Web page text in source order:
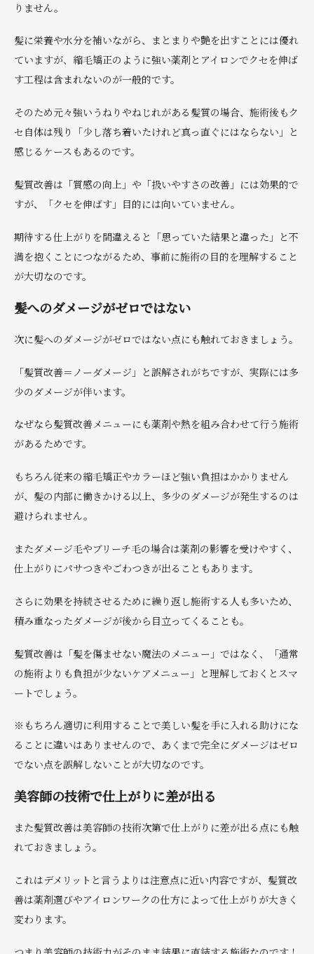
りません。
髪に栄養や水分を補いながら、まとまりや艶を出すことには優れ
ていますが、縮毛矯正のように強い薬剤とアイロンでクセを伸ば
す工程は含まれないのが一般的です。
そのため元々強いうねりやねじれがある髪質の場合、施術後もク
セ自体は残り「少し落ち着いたけれど真っ直ぐにはならない」と
感じるケースもあるのです。
髪質改善は「質感の向上」や「扱いやすさの改善」には効果的で
すが、「クセを伸ばす」目的には向いていません。
期待する仕上がりを間違えると「思っていた結果と違った」と不
満を抱くことにつながるため、事前に施術の目的を理解すること
が大切なのです。
髪へのダメージがゼロではない
次に髪へのダメージがゼロではない点にも触れておきましょう。
「髪質改善＝ノーダメージ」と誤解されがちですが、実際には多
少のダメージが伴います。
なぜなら髪質改善メニューにも薬剤や熱を組み合わせて行う施術
があるためです。
もちろん従来の縮毛矯正やカラーほど強い負担はかかりません
が、髪の内部に働きかける以上、多少のダメージが発生するのは
避けられません。
またダメージ毛やブリーチ毛の場合は薬剤の影響を受けやすく、
仕上がりにパサつきやごわつきが出ることもあります。
さらに効果を持続させるために繰り返し施術する人も多いため、
積み重なったダメージが後から目立ってくることも。
髪質改善は「髪を傷ませない魔法のメニュー」ではなく、「通常
の施術よりも負担が少ないケアメニュー」と理解しておくとスマ
ートでしょう。
※もちろん適切に利用することで美しい髪を手に入れる助けにな
ることに違いはありませんので、あくまで完全にダメージはゼロ
でない点を誤解しないことが大切なのです。
美容師の技術で仕上がりに差が出る
また髪質改善は美容師の技術次第で仕上がりに差が出る点にも触
れておきましょう。
これはデメリットと言うよりは注意点に近い内容ですが、髪質改
善は薬剤選びやアイロンワークの仕方によって仕上がりが大きく
変わります。